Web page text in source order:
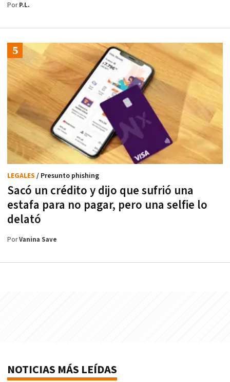
PorP.L.
Sacó un crédito y dijo que sufrió una
estafa para no pagar, pero una selfie lo
delató
LEGALES / Presunto phishing
PorVanina Save
NOTICIAS MÁS LEÍDAS